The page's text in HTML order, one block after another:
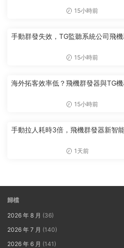
15小時前
手動群發失效，TG監聽系統公司飛
15小時前
海外拓客效率低？飛機群發器與TG
15小時前
手動拉人耗時3倍，飛機群發器新智
1天前
歸檔
2026 年 8 月 (36)
2026 年 7 月 (140)
2026 年 6 月 (141)